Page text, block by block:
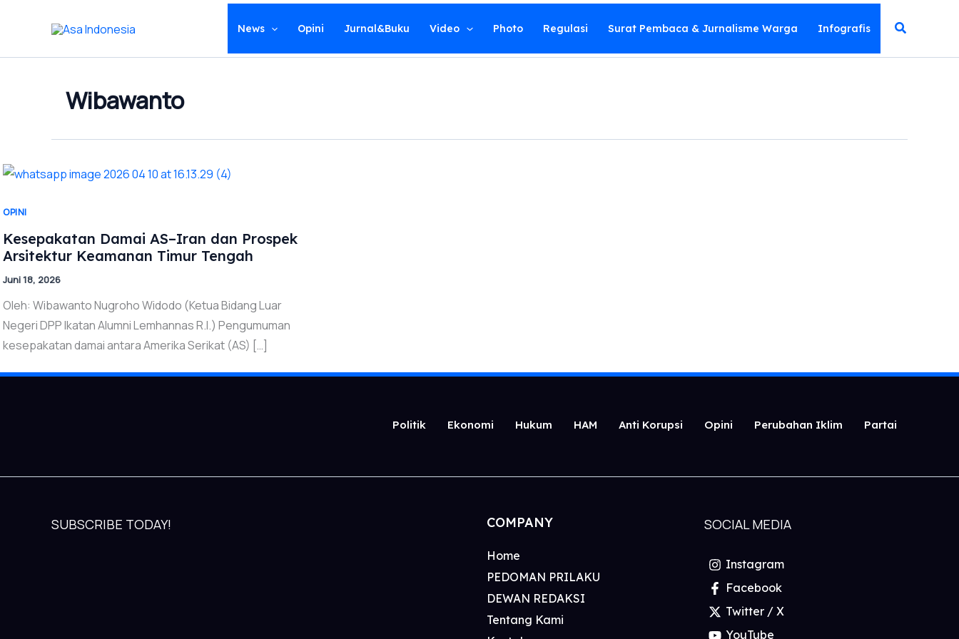
News Opini Jurnal&Buku Video Photo Regulasi Surat Pembaca & Jurnalisme Warga Infografis Cari
Wibawanto
OPINI
Kesepakatan Damai AS–Iran dan Prospek
Arsitektur Keamanan Timur Tengah
Juni 18, 2026
Oleh: Wibawanto Nugroho Widodo (Ketua Bidang Luar
Negeri DPP Ikatan Alumni Lemhannas R.I.) Pengumuman
kesepakatan damai antara Amerika Serikat (AS) […]
Politik Ekonomi Hukum HAM Anti Korupsi Opini Perubahan Iklim Partai
SUBSCRIBE TODAY! COMPANY
Home
PEDOMAN PRILAKU
DEWAN REDAKSI
Tentang Kami
SOCIAL MEDIA
Instagram
Facebook
Twitter / X
YouTube